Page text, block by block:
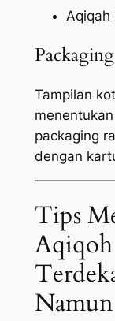
Aqiqah
Tampilan
packaging
dengan
Tips